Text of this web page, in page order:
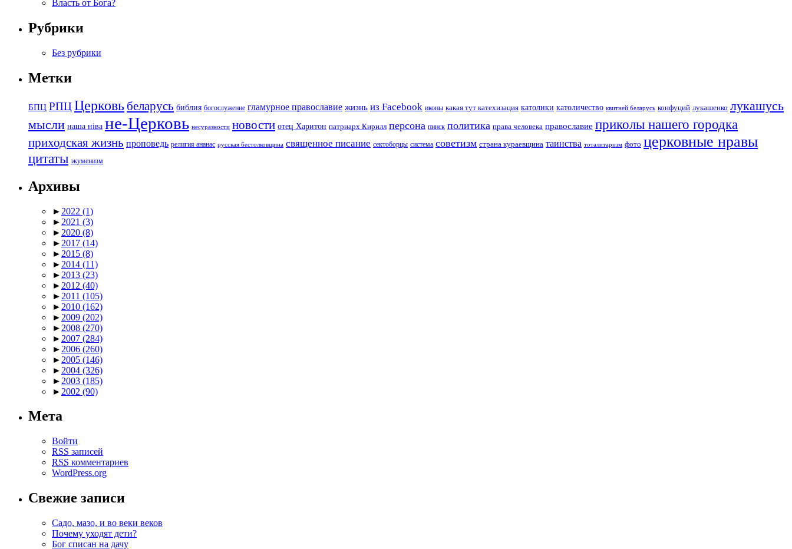
Власть от Бога?
Рубрики
Без рубрики
Метки
БПЦ РПЦ Церковь беларусь библия богослужение гламурное православие жизнь из Facebook иконы какая тут катехизация католики католичество квитней беларусь конфуций лукашенко лукашусь
мысли наша ніва не-Церковь несуразности новости отец Харитон патриарх Кирилл персона пинск политика права человека православие приколы нашего городка
приходская жизнь проповедь религия ананас русская бестолковщина священное писание сектоборцы система советизм страна кураевщина таинства тоталитаризм фото церковные нравы
цитаты экуменизм
Архивы
► 2022 (1)
► 2021 (3)
► 2020 (8)
► 2017 (14)
► 2015 (8)
► 2014 (11)
► 2013 (23)
► 2012 (40)
► 2011 (105)
► 2010 (162)
► 2009 (202)
► 2008 (270)
► 2007 (284)
► 2006 (260)
► 2005 (146)
► 2004 (326)
► 2003 (185)
► 2002 (90)
Мета
Войти
RSS записей
RSS комментариев
WordPress.org
Свежие записи
Садо, мазо, и во веки веков
Почему уходят дети?
Бог списан на дачу